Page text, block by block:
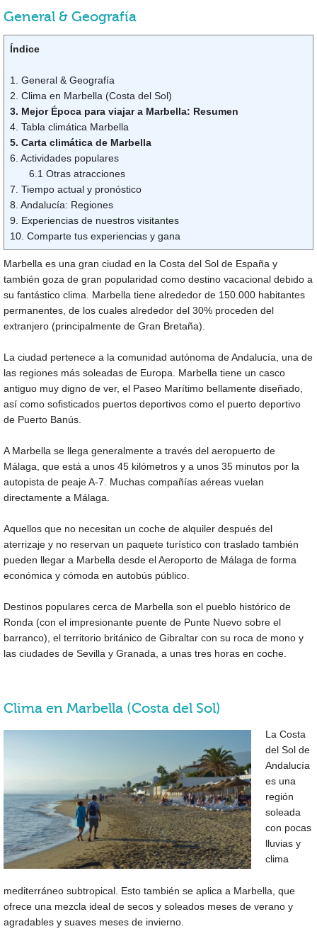
General & Geografía
Índice
1. General & Geografía
2. Clima en Marbella (Costa del Sol)
3. Mejor Época para viajar a Marbella: Resumen
4. Tabla climática Marbella
5. Carta climática de Marbella
6. Actividades populares
6.1 Otras atracciones
7. Tiempo actual y pronóstico
8. Andalucía: Regiones
9. Experiencias de nuestros visitantes
10. Comparte tus experiencias y gana
Marbella es una gran ciudad en la Costa del Sol de España y
también goza de gran popularidad como destino vacacional debido a
su fantástico clima. Marbella tiene alrededor de 150.000 habitantes
permanentes, de los cuales alrededor del 30% proceden del
extranjero (principalmente de Gran Bretaña).
La ciudad pertenece a la comunidad autónoma de Andalucía, una de
las regiones más soleadas de Europa. Marbella tiene un casco
antiguo muy digno de ver, el Paseo Marítimo bellamente diseñado,
así como sofisticados puertos deportivos como el puerto deportivo
de Puerto Banús.
A Marbella se llega generalmente a través del aeropuerto de
Málaga, que está a unos 45 kilómetros y a unos 35 minutos por la
autopista de peaje A-7. Muchas compañías aéreas vuelan
directamente a Málaga.
Aquellos que no necesitan un coche de alquiler después del
aterrizaje y no reservan un paquete turístico con traslado también
pueden llegar a Marbella desde el Aeroporto de Málaga de forma
económica y cómoda en autobús público.
Destinos populares cerca de Marbella son el pueblo histórico de
Ronda (con el impresionante puente de Punte Nuevo sobre el
barranco), el territorio británico de Gibraltar con su roca de mono y
las ciudades de Sevilla y Granada, a unas tres horas en coche.
Clima en Marbella (Costa del Sol)
La Costa
del Sol de
Andalucía
es una
región
soleada
con pocas
lluvias y
clima
mediterráneo subtropical. Esto también se aplica a Marbella, que
ofrece una mezcla ideal de secos y soleados meses de verano y
agradables y suaves meses de invierno.